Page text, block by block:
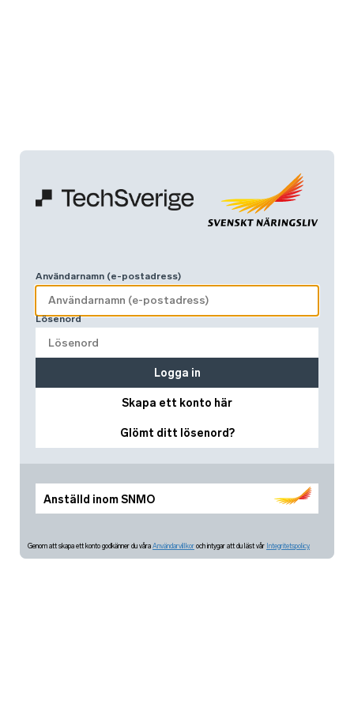
Anställd inom SNMO
Användarnamn (e-postadress)
Lösenord
Skapa ett konto här
Glömt ditt lösenord?
Logga in
Genom att skapa ett konto godkänner du våra Användarvillkor och intygar att du läst vår Integritetspolicy.